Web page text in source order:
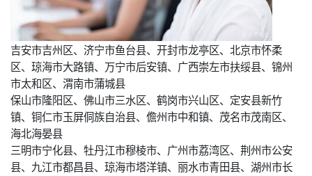
吉安市吉州区、济宁市鱼台县、开封市龙亭区、北京市怀柔
区、琼海市大路镇、万宁市后安镇、广西崇左市扶绥县、锦州
市太和区、渭南市蒲城县
保山市隆阳区、佛山市三水区、鹤岗市兴山区、定安县新竹
镇、铜仁市玉屏侗族自治县、儋州市中和镇、茂名市茂南区、
海北海晏县
三明市宁化县、牡丹江市穆棱市、广州市荔湾区、荆州市公安
县、九江市都昌县、琼海市塔洋镇、丽水市青田县、湖州市长